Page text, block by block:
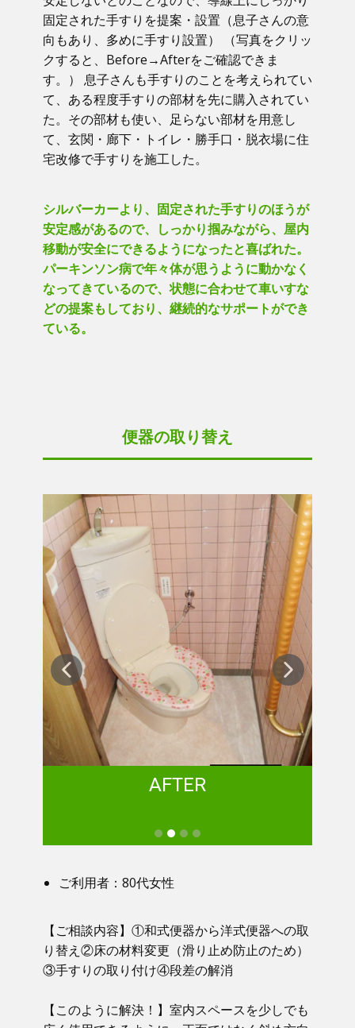
固定された手すりを提案・設置（息子さんの意
向もあり、多めに手すり設置） （写真をクリッ
クすると、Before→Afterをご確認できま
す。） ​息子さんも手すりのことを考えられてい
て、ある程度手すりの部材を先に購入されてい
た。その部材も使い、足らない部材を用意し
て、玄関・廊下・トイレ・勝手口・脱衣場に住
宅改修で手すりを施工した。
シルバーカーより、固定された手すりのほうが
安定感があるので、しっかり掴みながら、屋内
移動が安全にできるようになったと喜ばれた。
パーキンソン病で年々体が思うように動かなく
なってきているので、状態に合わせて車いすな
どの提案もしており、継続的なサポートができ
ている。
便器の取り替え
AFTER
ご利用者：80代女性
【ご相談内容】①​ 和式便器から洋式便器への取
り替え②床の材料変更（滑り止め防止のため）
③手すりの取り付け④段差の解消
【このように解決！】​​ 室内スペースを少しでも